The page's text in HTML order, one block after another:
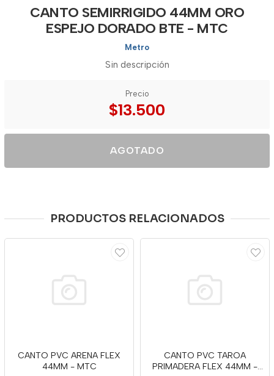
CANTO SEMIRRIGIDO 44MM ORO
ESPEJO DORADO BTE - MTC
Metro
Sin descripción
Precio
$13.500
AGOTADO
PRODUCTOS RELACIONADOS
CANTO PVC ARENA FLEX
44MM - MTC
CANTO PVC TAROA
PRIMADERA FLEX 44MM -